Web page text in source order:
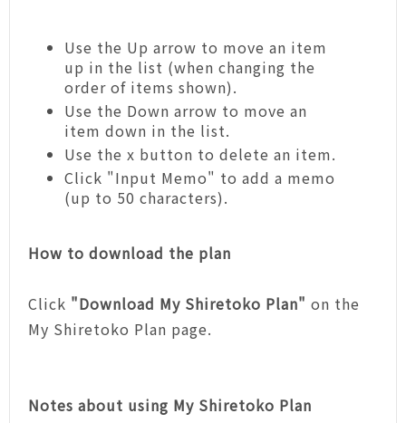
Use the Up arrow to move an item
up in the list (when changing the
order of items shown).
Use the Down arrow to move an
item down in the list.
Use the x button to delete an item.
Click "Input Memo" to add a memo
(up to 50 characters).
How to download the plan
Click "Download My Shiretoko Plan" on the
My Shiretoko Plan page.
Notes about using My Shiretoko Plan